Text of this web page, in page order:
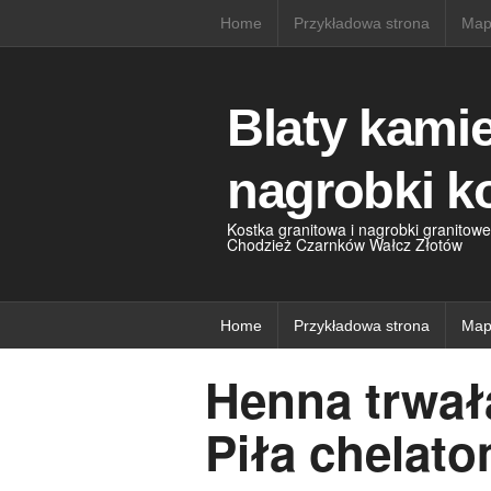
Home Przykładowa strona
Blaty
nagrobki
Kostka granitowa i nagrobki
Chodzież Czarnków Wałcz Złotów
Home Przykładowa strona
Henna
Piła